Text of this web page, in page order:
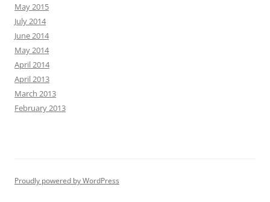
May 2015
July 2014
June 2014
May 2014
April 2014
April 2013
March 2013
February 2013
Proudly powered by WordPress